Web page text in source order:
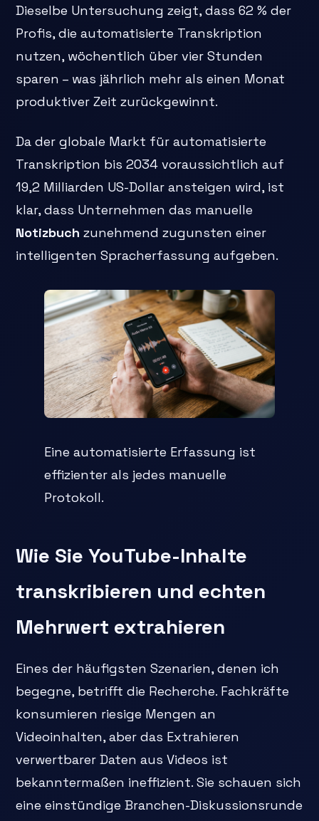
Dieselbe Untersuchung zeigt, dass 62 % der
Profis, die automatisierte Transkription
nutzen, wöchentlich über vier Stunden
sparen – was jährlich mehr als einen Monat
produktiver Zeit zurückgewinnt.
Da der globale Markt für automatisierte
Transkription bis 2034 voraussichtlich auf
19,2 Milliarden US-Dollar ansteigen wird, ist
klar, dass Unternehmen das manuelle
Notizbuch zunehmend zugunsten einer
intelligenten Spracherfassung aufgeben.
Eine automatisierte Erfassung ist
effizienter als jedes manuelle
Protokoll.
Wie Sie YouTube-Inhalte
transkribieren und echten
Mehrwert extrahieren
Eines der häufigsten Szenarien, denen ich
begegne, betrifft die Recherche. Fachkräfte
konsumieren riesige Mengen an
Videoinhalten, aber das Extrahieren
verwertbarer Daten aus Videos ist
bekanntermaßen ineffizient. Sie schauen sich
eine einstündige Branchen-Diskussionsrunde